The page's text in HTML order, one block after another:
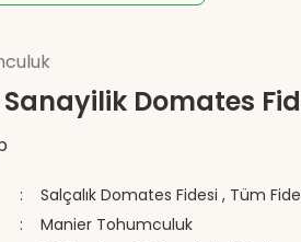
Sanayilik Domates
Salçalık Domates Fidesi , Tüm
Manier Tohumculuk